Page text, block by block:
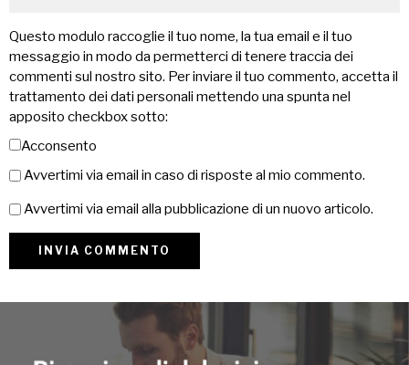
Questo modulo raccoglie il tuo nome, la tua email e il tuo
messaggio in modo da permetterci di tenere traccia dei
commenti sul nostro sito. Per inviare il tuo commento, accetta il
trattamento dei dati personali mettendo una spunta nel
apposito checkbox sotto:
Acconsento
Avvertimi via email in caso di risposte al mio commento.
Avvertimi via email alla pubblicazione di un nuovo articolo.